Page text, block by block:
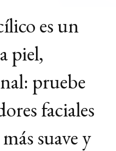
es un
piel,
pruebe
faciales
suave y